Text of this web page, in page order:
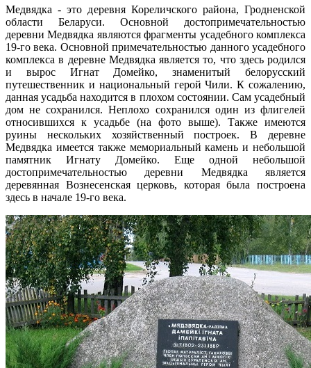
Медвядка - это деревня Кореличского района, Гродненской
области Беларуси. Основной достопримечательностью
деревни Медвядка являются фрагменты усадебного комплекса
19-го века. Основной примечательностью данного усадебного
комплекса в деревне Медвядка является то, что здесь родился
и вырос Игнат Домейко, знаменитый белорусский
путешественник и национальный герой Чили. К сожалению,
данная усадьба находится в плохом состоянии. Сам усадебный
дом не сохранился. Неплохо сохранился один из флигелей
относившихся к усадьбе (на фото выше). Также имеются
руины нескольких хозяйственный построек. В деревне
Медвядка имеется также мемориальный камень и небольшой
памятник Игнату Домейко. Еще одной небольшой
достопримечательностью деревни Медвядка является
деревянная Вознесенская церковь, которая была построена
здесь в начале 19-го века.